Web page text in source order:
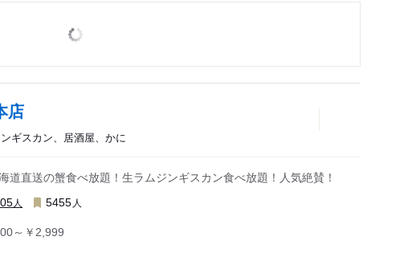
店
ギスカン、居酒屋、かに
道直送の蟹食べ放題！生ラムジンギスカン食べ放題！人気絶賛！
人 5455 人
～￥2,999